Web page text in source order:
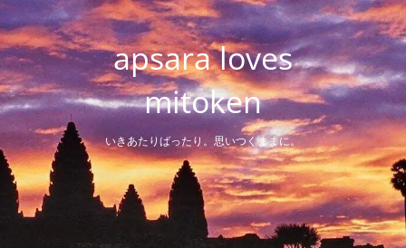
Skip
to
content
apsara loves
mitoken
いきあたりばったり。思いつくままに。